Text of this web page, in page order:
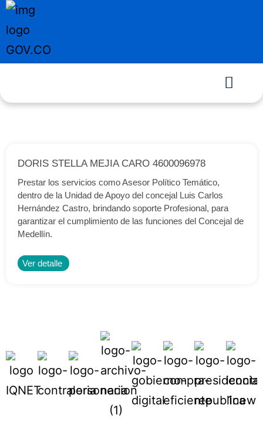
DORIS STELLA MEJIA CARO 4600096978
Prestar los servicios como Asesor Político Temático,
dentro de la Unidad de Apoyo del concejal Luis Carlos
Hernández Castro, brindando soporte Profesional, para
garantizar el cumplimiento de las funciones del Concejal de
Medellín.
Ver detalle